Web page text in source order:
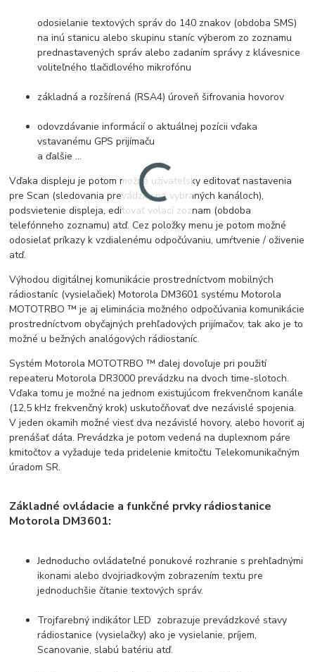
odosielanie textových správ do 140 znakov (obdoba SMS)
na inú stanicu alebo skupinu staníc výberom zo zoznamu
prednastavených správ alebo zadaním správy z klávesnice
voliteľného tlačidlového mikrofónu
základná a rozšírená (RSA4) úroveň šifrovania hovorov
odovzdávanie informácií o aktuálnej pozícii vďaka
vstavanému GPS prijímaču
a ďalšie ...
Vďaka displeju je potom možné užívateľsky editovať nastavenia
pre Scan (sledovania prevádzky na vybraných kanáloch),
podsvietenie displeja, editovať volací zoznam (obdoba
telefónneho zoznamu) atď. Cez položky menu je potom možné
odosielať príkazy k vzdialenému odpočúvaniu, umŕtvenie / oživenie
atď.
Výhodou digitálnej komunikácie prostredníctvom mobilných
rádiostaníc (vysielačiek) Motorola DM3601 systému Motorola
MOTOTRBO ™ je aj eliminácia možného odpočúvania komunikácie
prostredníctvom obyčajných prehľadových prijímačov, tak ako je to
možné u bežných analógových rádiostaníc.
Systém Motorola MOTOTRBO ™ ďalej dovoľuje pri použití
repeateru Motorola DR3000 prevádzku na dvoch time-slotoch.
Vďaka tomu je možné na jednom existujúcom frekvenčnom kanále
(12,5 kHz frekvenčný krok) uskutočňovať dve nezávislé spojenia.
V jeden okamih možné viesť dva nezávislé hovory, alebo hovoriť aj
prenášať dáta. Prevádzka je potom vedená na duplexnom páre
kmitočtov a vyžaduje teda pridelenie kmitočtu Telekomunikačným
úradom SR.
Základné ovládacie a funkčné prvky rádiostanice
Motorola DM3601:
Jednoducho ovládateľné ponukové rozhranie s prehľadnými
ikonami alebo dvojriadkovým zobrazením textu pre
jednoduchšie čítanie textových správ.
Trojfarebný indikátor LED zobrazuje prevádzkové stavy
rádiostanice (vysielačky) ako je vysielanie, príjem,
Scanovanie, slabú batériu atď.